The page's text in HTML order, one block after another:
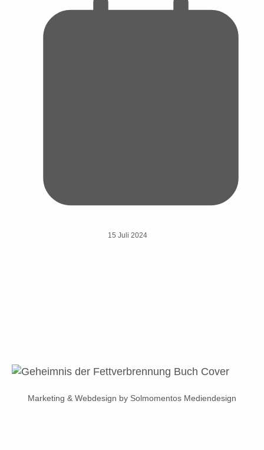
15 Juli 2024
Marketing & Webdesign by Solmomentos Mediendesign